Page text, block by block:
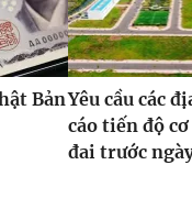
BảnYêu cầu các
cáo tiến độ
đai trước